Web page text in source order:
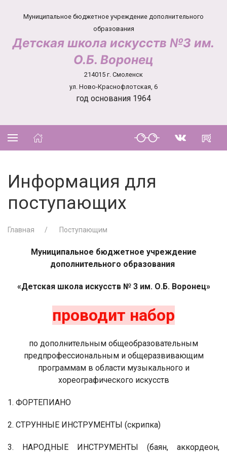
Муниципальное бюджетное учреждение дополнительного
образования
Детская школа искусств №3 им.
О.Б. Воронец
214015 г. Смоленск
ул. Ново-Краснофлотская, 6
год основания 1964
Информация для
поступающих
Главная Поступающим
Муниципальное бюджетное учреждение
дополнительного образования
«Детская школа искусств № 3 им. О.Б. Воронец»
проводит набор
по дополнительным общеобразовательным
предпрофессиональным и общеразвивающим
программам в области музыкального и
хореографического искусств
1. ФОРТЕПИАНО
2. СТРУННЫЕ ИНСТРУМЕНТЫ (скрипка)
3. НАРОДНЫЕ ИНСТРУМЕНТЫ (баян, аккордеон,